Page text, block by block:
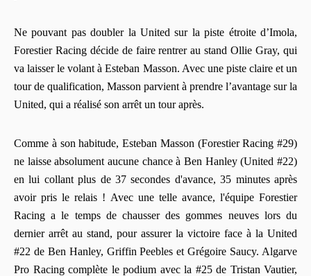
Ne pouvant pas doubler la United sur la piste étroite d’Imola,
Forestier Racing décide de faire rentrer au stand Ollie Gray, qui
va laisser le volant à Esteban Masson. Avec une piste claire et un
tour de qualification, Masson parvient à prendre l’avantage sur la
United, qui a réalisé son arrêt un tour après.
Comme à son habitude, Esteban Masson (Forestier Racing #29)
ne laisse absolument aucune chance à Ben Hanley (United #22)
en lui collant plus de 37 secondes d'avance, 35 minutes après
avoir pris le relais ! Avec une telle avance, l'équipe Forestier
Racing a le temps de chausser des gommes neuves lors du
dernier arrêt au stand, pour assurer la victoire face à la United
#22 de Ben Hanley, Griffin Peebles et Grégoire Saucy. Algarve
Pro Racing complète le podium avec la #25 de Tristan Vautier,